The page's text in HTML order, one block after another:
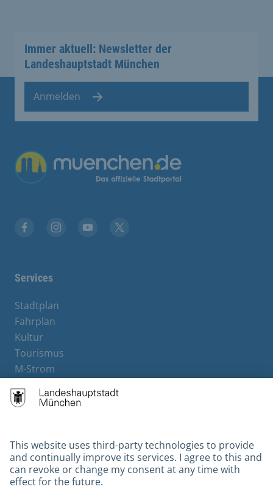
Immer aktuell: Newsletter der
Landeshauptstadt München
Anmelden
Übergreifende Links
Services
Stadtplan
Fahrplan
Kultur
Tourismus
M-Strom
Hotels
Contact
Barrierefreiheit
Leichte Sprache